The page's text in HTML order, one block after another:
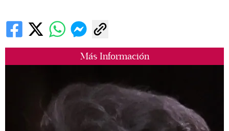
Más Información